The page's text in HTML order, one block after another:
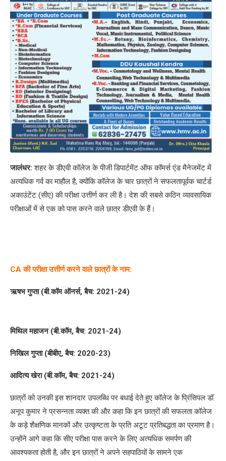
जालंधर: शहर के डीएवी कॉलेज के पीजी डिपार्टमेंट ऑफ कॉमर्स एंड मैनेजमेंट में
अत्यधिक गर्व का माहौल है, क्योंकि कॉलेज के चार छात्रों ने सफलतापूर्वक चार्टर्ड
अकाउंटेंट (सीए) की परीक्षा उत्तीर्ण कर ली है। देश की सबसे कठिन व्यावसायिक
परीक्षाओं में से एक को पास करने वाले छात्र डीएवी के हैं।
CA की परीक्षा उत्तीर्ण करने वाले छात्रों के नाम:
ऋषभ गुप्ता (बी.कॉम ऑनर्स, बैच: 2021-24)
मिथिल महाजन (बी.कॉम, बैच: 2021-24)
निखिल गुप्ता (बीबीए, बैच: 2020-23)
आदित्य खेरा (बी.कॉम, बैच: 2021-24)
छात्रों को उनकी इस शानदार उपलब्धि पर बधाई देते हुए कॉलेज के प्रिंसिपल डॉ.
अनूप कुमार ने प्रसन्नता व्यक्त की और कहा कि इन छात्रों की सफलता कॉलेज
के कड़े शैक्षणिक मानकों और उत्कृष्टता के प्रति अटूट प्रतिबद्धता का प्रमाण है।
उन्होंने आगे कहा कि सीए परीक्षा पास करने के लिए अत्यधिक समर्पण की
आवश्यकता होती है, और इन छात्रों ने अपने सहपाठियों के सामने एक